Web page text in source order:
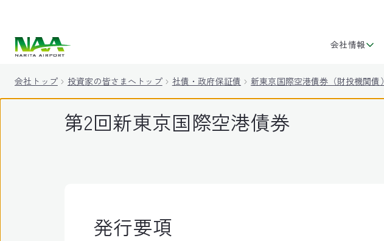
会社情報
会社トップ 投資家の皆さまへトップ 社債・政府保証債 新東京国際空港債券（財投機関債）
第2回新東京国際空港債券
発行要項